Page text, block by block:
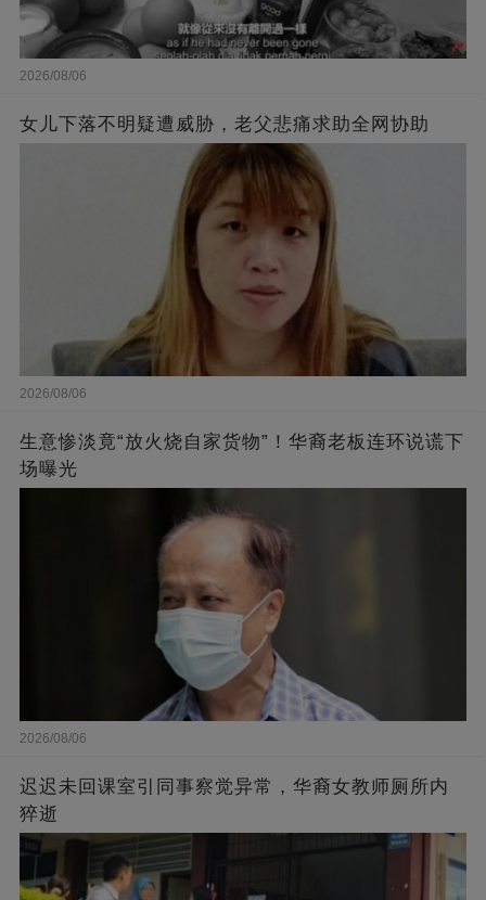
2026/08/06
女儿下落不明疑遭威胁，老父悲痛求助全网协助
2026/08/06
生意惨淡竟“放火烧自家货物”！华裔老板连环说谎下
场曝光
2026/08/06
迟迟未回课室引同事察觉异常，华裔女教师厕所内
猝逝